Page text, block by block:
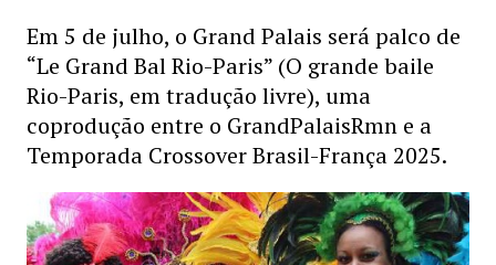
Em 5 de julho, o Grand Palais será palco de
“Le Grand Bal Rio-Paris” (O grande baile
Rio-Paris, em tradução livre), uma
coprodução entre o GrandPalaisRmn e a
Temporada Crossover Brasil-França 2025.